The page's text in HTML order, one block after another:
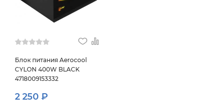
Блок питания Aerocool
CYLON 400W BLACK
4718009153332
2 250 ₽